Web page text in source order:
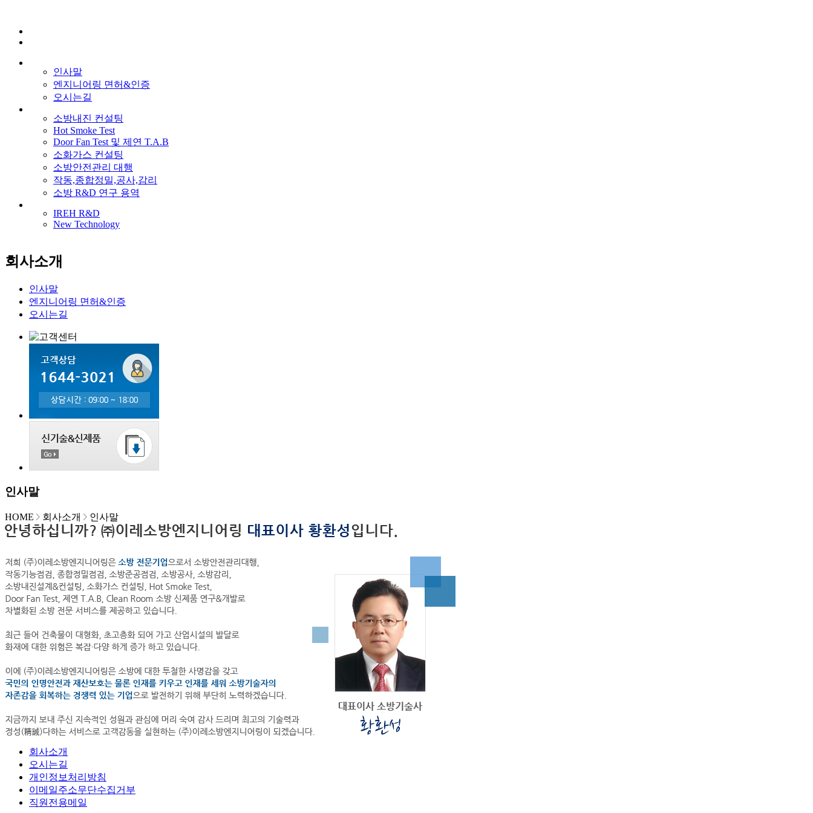
인사말
엔지니어링 면허&인증
오시는길
소방내진 컨설팅
Hot Smoke Test
Door Fan Test 및 제연 T.A.B
소화가스 컨설팅
소방안전관리 대행
작동,종합정밀,공사,감리
소방 R&D 연구 용역
IREH R&D
New Technology
회사소개
인사말
엔지니어링 면허&인증
오시는길
인사말
HOME 회사소개 인사말
회사소개
오시는길
개인정보처리방침
이메일주소무단수집거부
직원전용메일